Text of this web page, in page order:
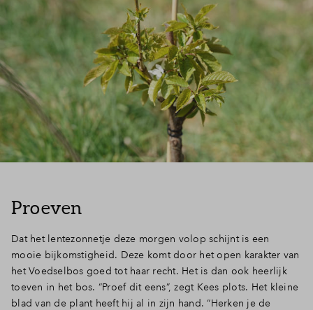
Proeven
Dat het lentezonnetje deze morgen volop schijnt is een
mooie bijkomstigheid. Deze komt door het open karakter van
het Voedselbos goed tot haar recht. Het is dan ook heerlijk
toeven in het bos. “Proef dit eens”, zegt Kees plots. Het kleine
blad van de plant heeft hij al in zijn hand. “Herken je de